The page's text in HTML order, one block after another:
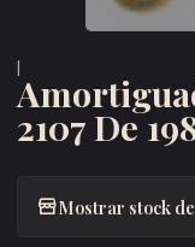
2107 De
Mostrar stock